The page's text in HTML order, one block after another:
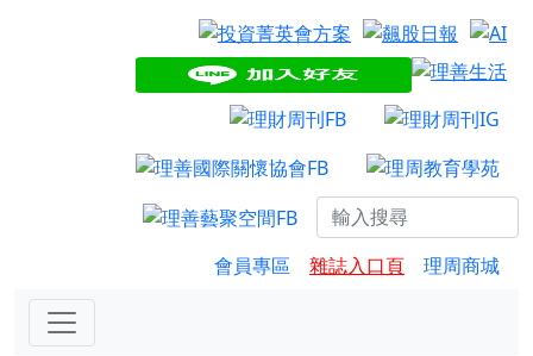
會員專區 雜誌入口頁 理周商城